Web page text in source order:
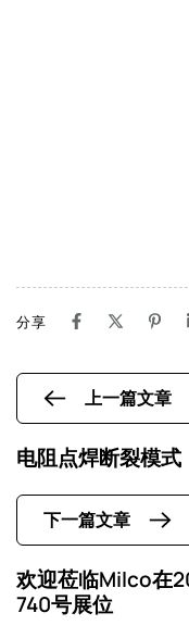
分享
上一篇文章
电阻点焊断裂模式
下一篇文章
欢迎莅临Milco在
740号展位